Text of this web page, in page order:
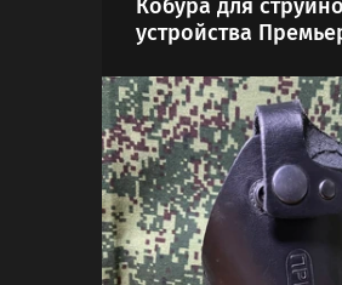
Кобура для
устройства